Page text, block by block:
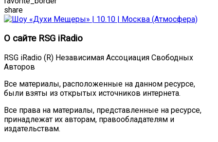
share
О сайте RSG iRadio
RSG iRadio (R) Независимая Ассоциация Свободных
Авторов
Все материалы, расположенные на данном ресурсе,
были взяты из открытых источников интернета.
Все права на материалы, представленные на ресурсе,
принадлежат их авторам, правообладателям и
издательствам.